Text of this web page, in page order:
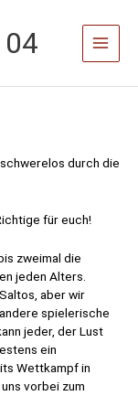
Main
Menu
durch die
für euch!
zweimal die
jeden Alters.
aber wir
spielerische
jeder, der Lust
ein
Wettkampf in
vorbei zum